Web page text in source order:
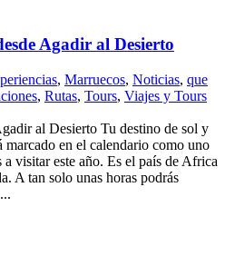
Agadir al Desierto
, Marruecos, Noticias, que
, Rutas, Tours, Viajes y Tours
al Desierto Tu destino de sol y
marcado en el calendario como uno
visitar este año. Es el país de Africa
A tan solo unas horas podrás